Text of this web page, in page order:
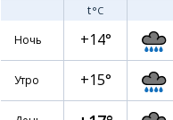
t°C
Ночь
+14°
Утро +15°